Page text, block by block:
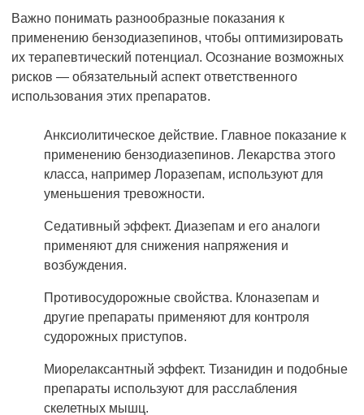
Важно понимать разнообразные показания к
применению бензодиазепинов, чтобы оптимизировать
их терапевтический потенциал. Осознание возможных
рисков — обязательный аспект ответственного
использования этих препаратов.
Анксиолитическое действие. Главное показание к
применению бензодиазепинов. Лекарства этого
класса, например Лоразепам, используют для
уменьшения тревожности.
Седативный эффект. Диазепам и его аналоги
применяют для снижения напряжения и
возбуждения.
Противосудорожные свойства. Клоназепам и
другие препараты применяют для контроля
судорожных приступов.
Миорелаксантный эффект. Тизанидин и подобные
препараты используют для расслабления
скелетных мышц.